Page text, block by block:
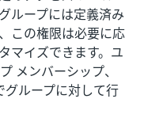
ループには定義済み
この権限は必要に応
マイズできます。ユ
メンバーシップ、
ループに対して行